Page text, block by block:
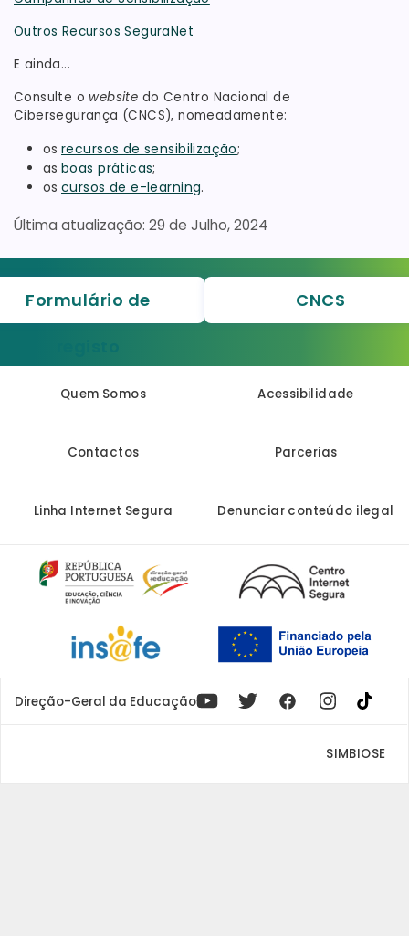
Outros Recursos SeguraNet
E ainda...
Consulte owebsite do Centro Nacional de
Cibersegurança (CNCS), nomeadamente:
os recursos de sensibilização;
as boas práticas;
os cursos de e-learning.
29 de Julho, 2024
Formulário de CNCS
Quem Somos Acessibilidade
Contactos Parcerias
Linha Internet Segura Denunciar conteúdo ilegal
Direção-Geral da Educação
SIMBIOSE
Youtube
X
Facebook
Instagram